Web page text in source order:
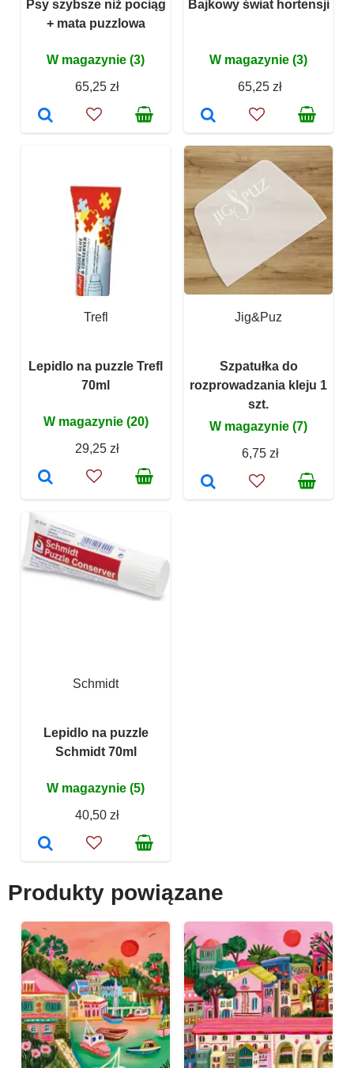
Psy szybsze niż pociąg
+ mata puzzlowa
W magazynie (3)
65,25 zł
Bajkowy świat hortensji
W magazynie (3)
65,25 zł
Trefl
Lepidlo na puzzle Trefl
70ml
W magazynie (20)
29,25 zł
Jig&Puz
Szpatułka do
rozprowadzania kleju 1
szt.
W magazynie (7)
6,75 zł
Schmidt
Lepidlo na puzzle
Schmidt 70ml
W magazynie (5)
40,50 zł
Produkty powiązane